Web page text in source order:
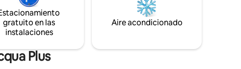
alojarte
o
escapada de
este loft
villa es una escapada idílica para familias y
grupos, que promete una experiencia
inolvidable donde la elegancia se
gratuito en las
instalaciones
Aire acondicionado
Plus